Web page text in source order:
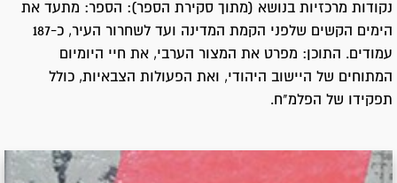
נקודות מרכזיות בנושא (מתוך סקירת הספר): הספר: מתעד את
הימים הקשים שלפני הקמת המדינה ועד לשחרור העיר, כ-187
עמודים. התוכן: מפרט את המצור הערבי, את חיי היומיום
המתוחים של היישוב היהודי, ואת הפעולות הצבאיות, כולל
תפקידו של הפלמ"ח.